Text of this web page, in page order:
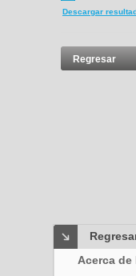
Descargar
Regresar
Acerca de